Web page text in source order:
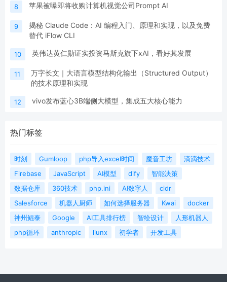
8 苹果被曝即将收购计算机视觉公司Prompt AI
9
揭秘 Claude Code：AI 编程入门、原理和实现，以及免费
替代 iFlow CLI
10 英伟达黄仁勋证实投资马斯克旗下xAI，看好其发展
11
万字长文｜大语言模型结构化输出（Structured Output）
的技术原理和实现
12 vivo发布蓝心3B端侧大模型，集成五大核心能力
热门标签
时刻 Gumloop php导入excel时间 魔音工坊
滴滴技术
Firebase
JavaScript AI模型 dify
智能决策
数据仓库
360技术 php.ini AI数字人
cidr
Salesforce
机器人厨师 如何选择服务器 Kwai
docker
神州鲲泰
Google AI工具排行榜 智绘设计
人形机器人
php循环
anthropic liunx 初学者 开发工具